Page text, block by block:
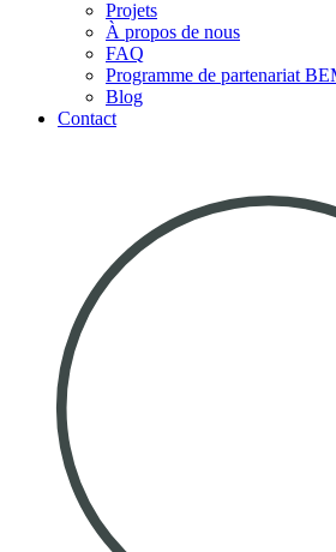
Projets
À propos de nous
FAQ
Programme de partenariat
Blog
Contact